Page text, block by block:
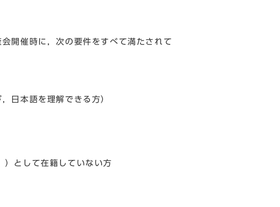
開催時に，次の要件をすべて満たされて
日本語を理解できる方）
として在籍していない方